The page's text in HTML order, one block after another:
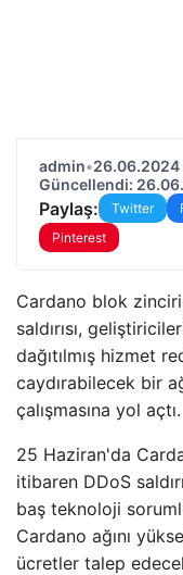
admin•26.06.2024
Güncellendi:
Paylaş: Twitter
Pinterest
Cardano blok
saldırısı,
dağıtılmış hizmet
caydırabilecek bir
çalışmasına yol açtı.
25 Haziran'da
itibaren DDoS
baş teknoloji
Cardano ağını
ücretler talep